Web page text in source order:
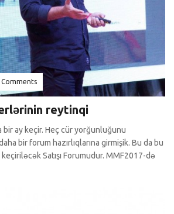
Comments
reytinqi
ay keçir. Heç cür yorğunluğunu
bir forum hazırlıqlarına girmişik. Bu da bu
Satışı Forumudur. MMF2017-də